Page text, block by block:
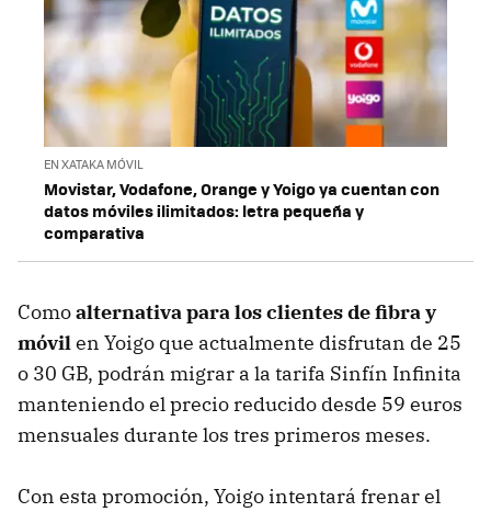
EN XATAKA MÓVIL
Movistar, Vodafone, Orange y Yoigo ya cuentan con
datos móviles ilimitados: letra pequeña y
comparativa
Comoalternativa para los clientes de fibra y
móvil en Yoigo que actualmente disfrutan de 25
o 30 GB, podrán migrar a la tarifa Sinfín Infinita
manteniendo el precio reducido desde 59 euros
mensuales durante los tres primeros meses.
Con esta promoción, Yoigo intentará frenar el